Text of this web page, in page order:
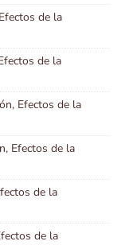
de la
de la
Efectos de la
Efectos de la
de la
de la